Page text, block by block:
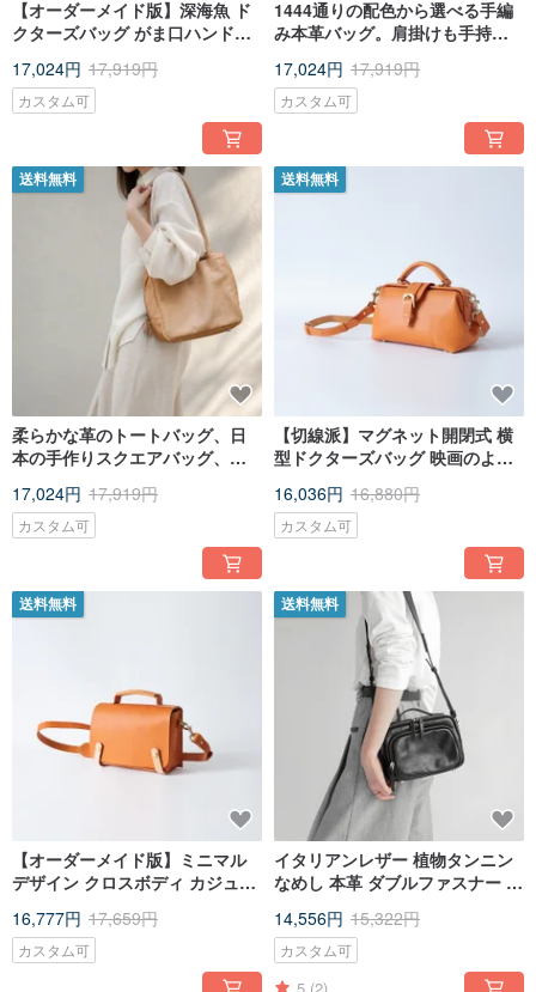
【オーダーメイド版】深海魚 ド
クターズバッグ がま口ハンドバ
17,024円 17,919円
カスタム可
1444通りの配色から選べる手編
み本革バッグ。肩掛けも手持ち
イド。
17,024円 17,919円
カスタム可
送料無料
柔らかな革のトートバッグ、日
本の手作りスクエアバッグ、マ
ィースバッグ、多機能ハンドバ
ッグ、L サイズ
17,024円 17,919円
カスタム可
送料無料
【切線派】マグネット開閉式 横
型ドクターズバッグ 映画のよう
16,036円 16,880円
カスタム可
送料無料
【オーダーメイド版】ミニマル
デザイン クロスボディ カジュア
ニブリーフケース
16,777円 17,659円
カスタム可
送料無料
イタリアンレザー 植物タンニン
なめし 本革 ダブルファスナー ミ
め掛け 肩掛け 可愛い 軽量 小さ
めバッグ
14,556円 15,322円
カスタム可
5 (2)